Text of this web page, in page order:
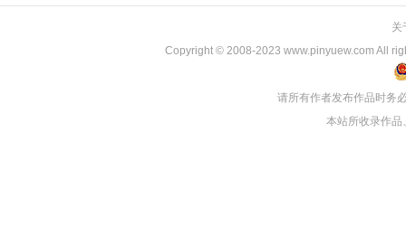
关
Copyright © 2008-2023 www.pinyuew.com All
请所有作者发布作品时务
本站所收录作品